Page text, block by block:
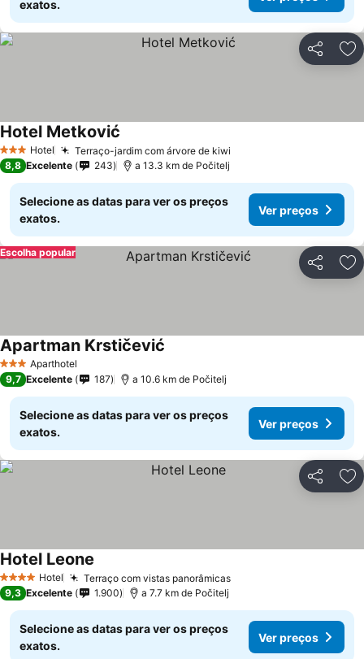
exatos.
Partilhar
3 EstrelasHotel Terraço-jardim com árvore de kiwi
Hotel Metković
8,8 Excelente 243 a 13.3 km de Počitelj
Selecione as datas para ver os preços
exatos.
Ver preços
Partilhar
Escolha popular
3 EstrelasAparthotel
Apartman Krstičević
9,7 Excelente 187 a 10.6 km de Počitelj
Selecione as datas para ver os preços
exatos.
Ver preços
Partilhar
4 EstrelasHotel Terraço com vistas panorâmicas
Hotel Leone
9,3 Excelente 1.900 a 7.7 km de Počitelj
Selecione as datas para ver os preços
exatos.
Ver preços